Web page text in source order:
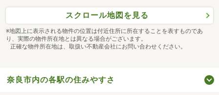
スクロール地図を見る
※地図上に表示される物件の位置は付近住所に所在することを表すものであ
り、実際の物件所在地とは異なる場合がございます。
正確な物件所在地は、取扱い不動産会社にお問い合わせください。
奈良市内の各駅の住みやすさ